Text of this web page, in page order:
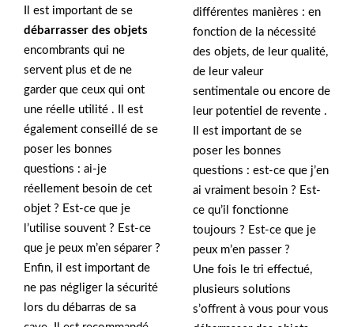
Il est important de se
débarrasser des objets
encombrants qui ne
servent plus et de ne
garder que ceux qui ont
une réelle utilité . Il est
également conseillé de se
poser les bonnes
questions : ai-je
réellement besoin de cet
objet ? Est-ce que je
l’utilise souvent ? Est-ce
que je peux m’en séparer ?
Enfin, il est important de
ne pas négliger la sécurité
lors du débarras de sa
différentes manières : en
fonction de la nécessité
des objets, de leur qualité,
de leur valeur
sentimentale ou encore de
leur potentiel de revente .
Il est important de se
poser les bonnes
questions : est-ce que j’en
ai vraiment besoin ? Est-
ce qu’il fonctionne
toujours ? Est-ce que je
peux m’en passer ?
Une fois le tri effectué,
plusieurs solutions
s’offrent à vous pour vous